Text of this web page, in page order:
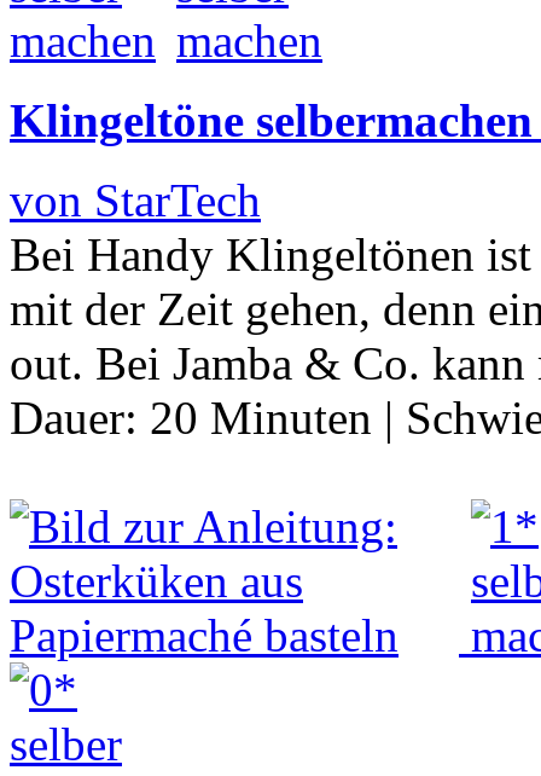
Klingeltöne
von StarTech
Bei Handy Klingeltönen
mit der Zeit gehen, denn
out. Bei Jamba & Co.
Dauer: 20 Minuten |